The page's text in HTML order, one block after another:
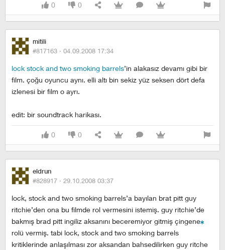
0 0
mitili
#817163 · 04.09.2008 17:34
lock stock and two smoking barrels’in alakasız devamı gibi bir
film. çoğu oyuncu aynı. elli altı bin sekiz yüz seksen dört defa
izlenesi bir film o ayrı.
edit: bir soundtrack harikası.
0 0
eldrun
#828917 · 29.10.2008 03:37
lock, stock and two smoking barrels’a bayılan brat pitt guy
ritchie’den ona bu filmde rol vermesini istemiş. guy ritchie’de
bakmış brad pitt ingiliz aksanını beceremiyor gitmiş çingene
rolü vermiş. tabi lock, stock and two smoking barrels
kritiklerinde anlaşılması zor aksandan bahsedilirken guy ritche